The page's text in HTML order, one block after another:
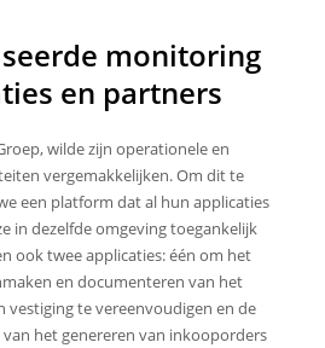
monitoring
en partners
wilde zijn operationele en
vergemakkelijken. Om dit te
een platform dat al hun applicaties
in dezelfde omgeving toegankelijk
ook twee applicaties: één om het
en documenteren van het
vestiging te vereenvoudigen en de
het genereren van inkooporders